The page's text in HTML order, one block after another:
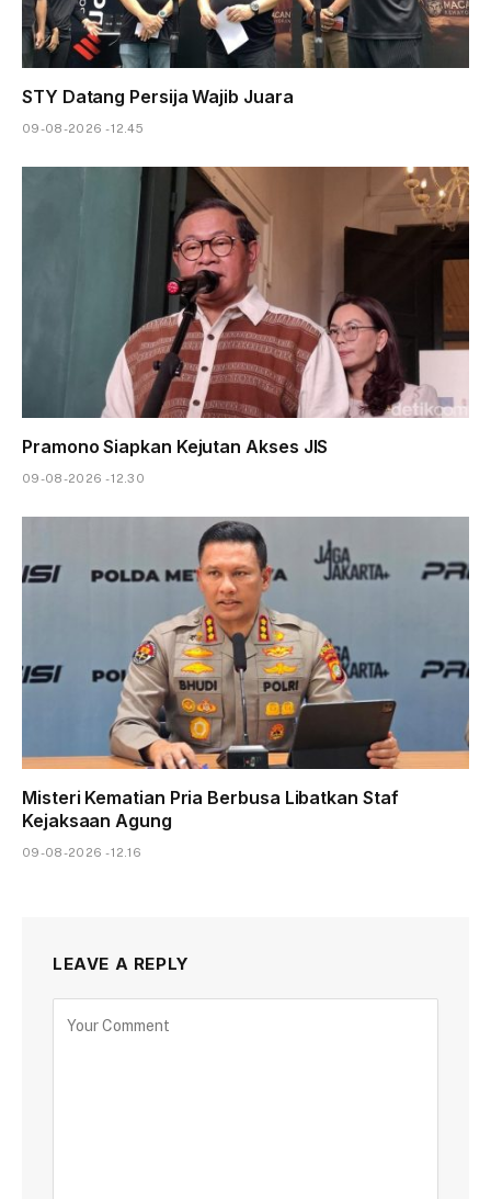
STY Datang Persija Wajib Juara
09-08-2026 - 12.45
Pramono Siapkan Kejutan Akses JIS
09-08-2026 - 12.30
Misteri Kematian Pria Berbusa Libatkan Staf
Kejaksaan Agung
09-08-2026 - 12.16
LEAVE A REPLY